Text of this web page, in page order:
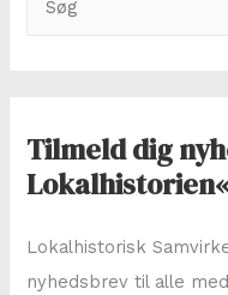
ø
f
t
r
:
Tilmeld dig
Lokalhistorisk
nyhedsbrev til alle